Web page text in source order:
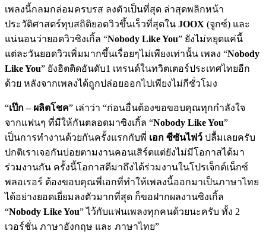
เพลงนี้กลมกล่อมครบรส ลงตัวเป็นที่สุด ล่าสุดพลิกหน้า
ประวัติศาสตร์ทุบสถิติยอดวิวขึ้นเร็วที่สุดใน JOOX (จูกซ์) และ
แน่นอนว่ายอดวิวซิงเกิ้ล “Nobody Like You” ยังไม่หยุดแค่นี้
แต่ละวันยอดวิวเพิ่มมากขึ้นเรื่อยๆไม่เพียงเท่านั้น เพลง “Nobody
Like You” ยังฮิตติดอันดับ1 เทรนด์ในทวิตเตอร์ประเทศไทยอีก
ด้วย หลังจากเพลงได้ถูกปล่อยออกไปเพียงไม่กีชั่วโมง
“เป๊ก – ผลิตโชค” เล่าว่า “ก่อนอื่นต้องขอขอบคุณทุกกำลังใจ
จากแฟนๆ ที่มีให้กันตลอดมาซิงเกิ้ล “Nobody Like You”
เป็นการทำงานด้วยกันครั้งแรกกับพี่ เอก ซีซันไฟว์ ปลื้มเลยครับ
ปกติเราเจอกันบ่อยตามงานคอนเสิร์ตแต่ยังไม่มีโอกาสได้มา
ร่วมงานกัน ครั้งนี้โอกาสดีมาถึงได้ร่วมงานในโปรเจ็กต์เน็กซ์
พลอเรอร์ ต้องขอบคุณพี่เอกที่ทำให้เพลงนี้ออกมาเป็นภาษาไทย
ได้อย่างยอดเยี่ยมลงตัวมากที่สุด ก็ขอฝากผลงานซิงเกิ้ล
“Nobody Like You” ไว้กับแฟนเพลงทุกคนด้วยนะครับ ทั้ง 2
เวอร์ชั่น ภาษาอังกฤษ และ ภาษาไทย”